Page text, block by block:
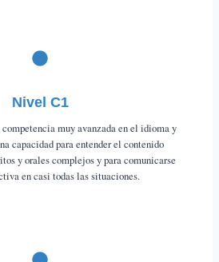
Nivel C1
muy avanzada en el idioma y
capacidad para entender el contenido
y orales complejos y para comunicarse
en casi todas las situaciones.